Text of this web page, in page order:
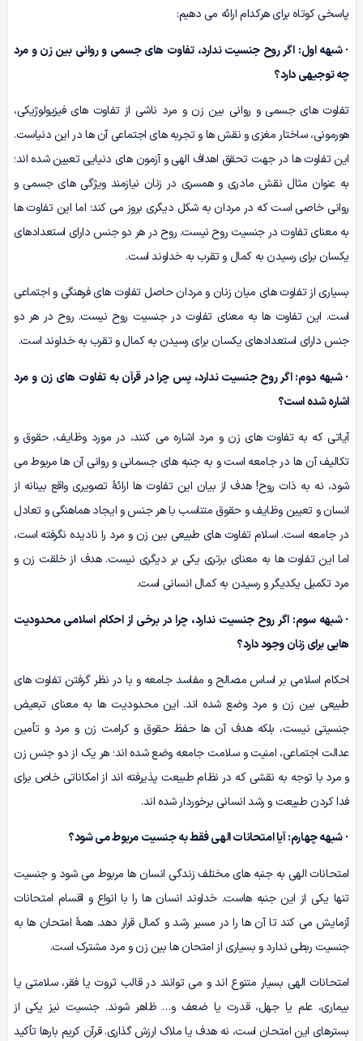
پاسخی کوتاه برای هرکدام ارائه می دهیم:
·شبهه اول: اگر روح جنسیت ندارد، تفاوت های جسمی و روانی بین زن و مرد
چه توجیهی دارد؟
تفاوت های جسمی و روانی بین زن و مرد ناشی از تفاوت های فیزیولوژیکی،
هورمونی، ساختار مغزی و نقش ها و تجربه های اجتماعی آن ها در این دنیاست.
این تفاوت ها در جهت تحقق اهداف الهی و آزمون های دنیایی تعیین شده اند؛
به عنوان مثال نقش مادری و همسری در زنان نیازمند ویژگی های جسمی و
روانی خاصی است که در مردان به شکل دیگری بروز می کند؛ اما این تفاوت ها
به معنای تفاوت در جنسیت روح نیست. روح در هر دو جنس دارای استعدادهای
یکسان برای رسیدن به کمال و تقرب به خداوند است.
بسیاری از تفاوت های میان زنان و مردان حاصل تفاوت های فرهنگی و اجتماعی
است. این تفاوت ها به معنای تفاوت در جنسیت روح نیست. روح در هر دو
جنس دارای استعدادهای یکسان برای رسیدن به کمال و تقرب به خداوند است.
·شبهه دوم: اگر روح جنسیت ندارد، پس چرا در قرآن به تفاوت های زن و مرد
اشاره شده است؟
آیاتی که به تفاوت های زن و مرد اشاره می کنند، در مورد وظایف، حقوق و
تکالیف آن ها در جامعه است و به جنبه های جسمانی و روانی آن ها مربوط می
شود، نه به ذات روح! هدف از بیان این تفاوت ها ارائۀ تصویری واقع بینانه از
انسان و تعیین وظایف و حقوق متناسب با هر جنس و ایجاد هماهنگی و تعادل
در جامعه است. اسلام تفاوت های طبیعی بین زن و مرد را نادیده نگرفته است،
اما این تفاوت ها به معنای برتری یکی بر دیگری نیست. هدف از خلقت زن و
مرد تکمیل یکدیگر و رسیدن به کمال انسانی است.
·شبهه سوم: اگر روح جنسیت ندارد، چرا در برخی از احکام اسلامی محدودیت
هایی برای زنان وجود دارد؟
احکام اسلامی بر اساس مصالح و مفاسد جامعه و با در نظر گرفتن تفاوت های
طبیعی بین زن و مرد وضع شده اند. این محدودیت ها به معنای تبعیض
جنسیتی نیست، بلکه هدف آن ها حفظ حقوق و کرامت زن و مرد و تأمین
عدالت اجتماعی، امنیت و سلامت جامعه وضع شده اند؛ هر یک از دو جنس زن
و مرد با توجه به نقشی که در نظام طبیعت پذیرفته اند از امکاناتی خاص برای
فدا کردن طبیعت و رشد انسانی برخوردار شده اند.
· شبهه چهارم: آیا امتحانات الهی فقط به جنسیت مربوط می شود؟
امتحانات الهی به جنبه های مختلف زندگی انسان ها مربوط می شود و جنسیت
تنها یکی از این جنبه هاست. خداوند انسان ها را با انواع و اقسام امتحانات
آزمایش می کند تا آن ها را در مسیر رشد و کمال قرار دهد. همۀ امتحان ها به
جنسیت ربطی ندارد و بسیاری از امتحان ها بین زن و مرد مشترک است.
امتحانات الهی بسیار متنوع اند و می توانند در قالب ثروت یا فقر، سلامتی یا
بیماری، علم یا جهل، قدرت یا ضعف و… ظاهر شوند. جنسیت نیز یکی از
بسترهای این امتحان است، نه هدف یا ملاک ارزش گذاری. قرآن کریم بارها تأکید